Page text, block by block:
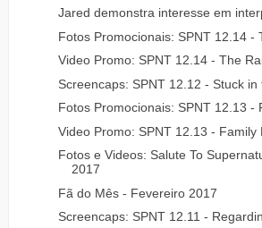
Jared demonstra interesse em
Fotos Promocionais: SPNT 12.14 -
Video Promo: SPNT 12.14 - The
Screencaps: SPNT 12.12 - Stuck in
Fotos Promocionais: SPNT 12.13 -
Video Promo: SPNT 12.13 - Family
Fotos e Videos: Salute To
2017
Fã do Mês - Fevereiro 2017
Screencaps: SPNT 12.11 -